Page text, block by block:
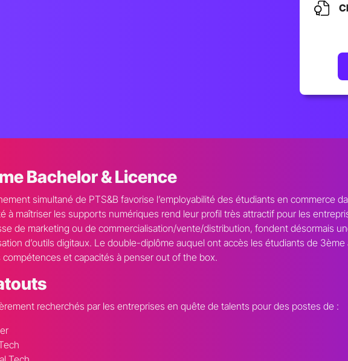
Bachelor & Licence
simultané de PTS&B favorise l’employabilité des étudiants en commerce
à maîtriser les supports numériques rend leur profil très attractif pour les
de marketing ou de commercialisation/vente/distribution, fondent désormais
d’outils digitaux. Le double-diplôme auquel ont accès les étudiants de
compétences et capacités à penser out of the box.
recherchés par les entreprises en quête de talents pour des postes de :